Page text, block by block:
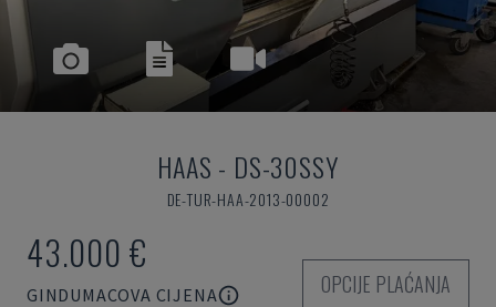
HAAS - DS-30SSY
DE-TUR-HAA-2013-00002
43.000 €
GINDUMACOVA CIJENA
OPCIJE PLAĆANJA